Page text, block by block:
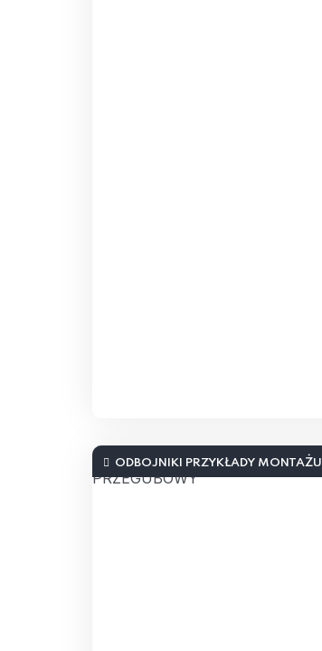
ODBOJNIKI PRZYKŁADY MONTAŻU